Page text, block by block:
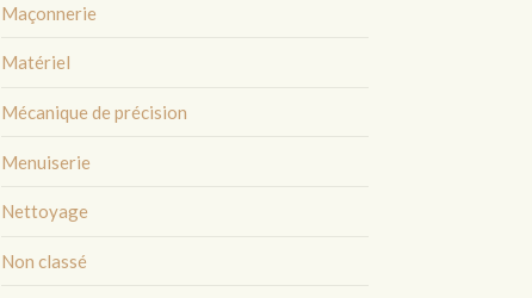
Maçonnerie
Matériel
Mécanique de précision
Menuiserie
Nettoyage
Non classé